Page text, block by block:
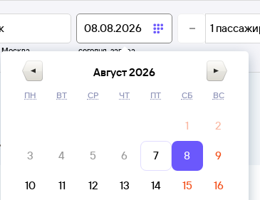
Москва сегодня, завтра
1
Август 2026
ПН ВТ СР ЧТ ПТ СБ ВС
1 2
3 4 5 6 7 8 9
10 11 12 13 14 15 16